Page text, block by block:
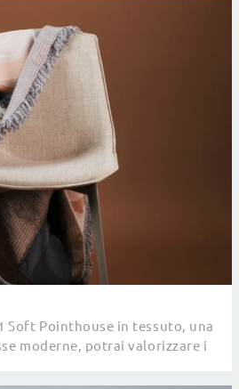
Soft Pointhouse in tessuto, una
moderne, potrai valorizzare i